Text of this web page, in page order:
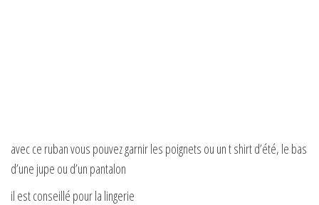
avec ce ruban vous pouvez garnir les poignets ou un t shirt d’été, le bas
d’une jupe ou d’un pantalon
il est conseillé pour la lingerie